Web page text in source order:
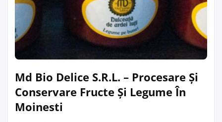
Md Bio Delice S.R.L. – Procesare Și
Conservare Fructe Și Legume În
Moinesti